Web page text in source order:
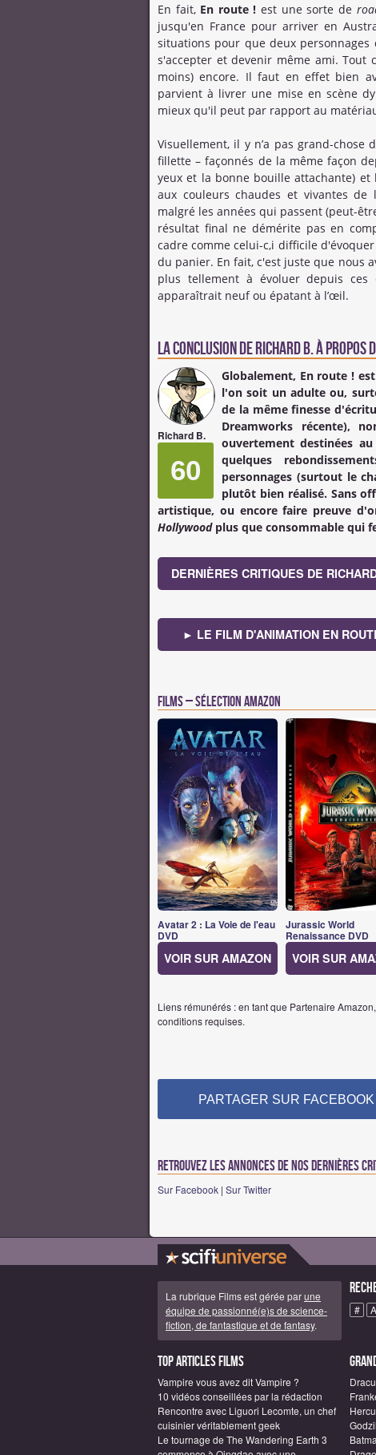
En fait, En route !est une sorte de
jusqu'en France pour arriver en
situations pour que deux
s'accepter et devenir même ami. Tout
moins) encore. Il faut en effet bien
parvient à livrer une mise en scène
mieux qu'il peut par rapport au
Visuellement, il y n’a pas grand-
fillette – façonnés de la même façon
yeux et la bonne bouille attachante)
aux couleurs chaudes et vivantes de
malgré les années qui passent (peut-
résultat final ne démérite pas en
cadre comme celui-c,i difficile
du panier. En fait, c'est juste que nous
plus tellement à évoluer depuis ces
apparaîtrait neuf ou épatant à l’œil.
La conclusion deRichard B.à propos
Richard B.
60
Globalement, En route !
l'on soit un adulte ou,
de la même finesse
Dreamworks récente),
ouvertement destinées
quelques
personnages (surtout le
plutôt bien réalisé. Sans
artistique, ou encore faire preuve
Hollywoodplus que consommable qui
DERNIÈRES CRITIQUES DE
► LE FILM D'ANIMATION EN
Films – Sélection Amazon
Avatar 2 : La Voie de l'eau
DVD
VOIR SUR AMAZON
Jurassic World
Renaissance DVD
VOIR SUR
Liens rémunérés : en tant que Partenaire
conditions requises.
PARTAGER SUR FACEBOOK
Retrouvez les annonces de nos dernières
Sur Facebook | Sur Twitter
La rubrique Films est gérée parune
équipe de passionné(e)s de science-
fiction, de fantastique et de fantasy.
# A
Top articles Films
Vampire vous avez dit Vampire ?
10 vidéos conseillées par la rédaction
Rencontre avec Liguori Lecomte, un chef
cuisinier véritablement geek
Le tournage de The Wandering Earth 3